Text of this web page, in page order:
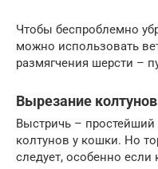
Чтобы беспроблемно
можно использовать
размягчения шерсти –
Вырезание колтунов
Выстричь – простейший
колтунов у кошки. Но
следует, особенно